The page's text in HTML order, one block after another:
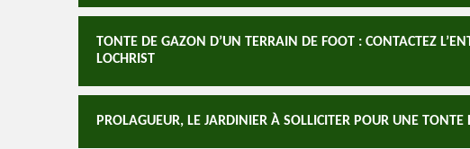
TONTE DE GAZON D’UN TERRAIN DE FOOT : CONTACTEZ
LOCHRIST
PROLAGUEUR, LE JARDINIER À SOLLICITER POUR UNE